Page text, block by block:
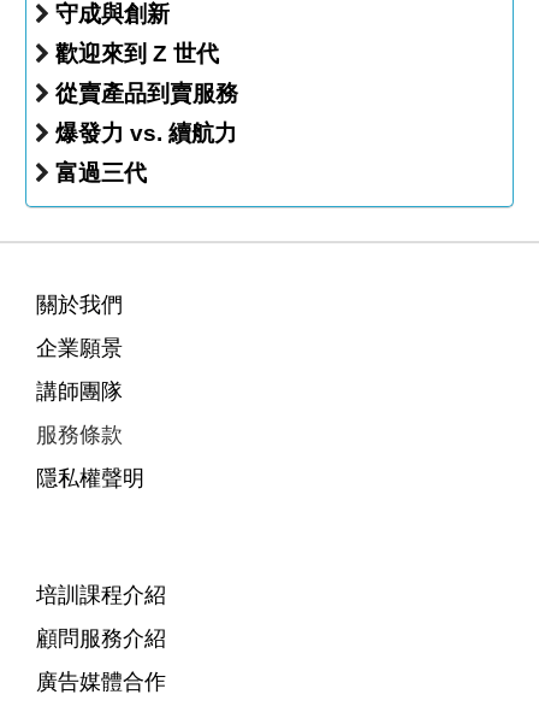
守成與創新
歡迎來到 Z 世代
從賣產品到賣服務
爆發力 vs. 續航力
富過三代
關於我們
企業願景
講師團隊
服務條款
隱私權聲明
培訓課程介紹
顧問服務介紹
廣告媒體合作